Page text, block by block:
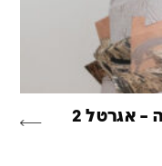
אגרטל 2